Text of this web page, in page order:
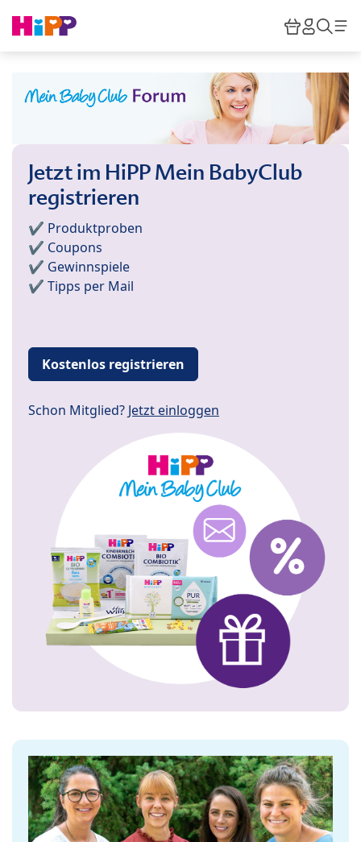
HiPP
Jetzt im HiPP Mein BabyClub
registrieren
✔️ Produktproben
✔️ Coupons
✔️ Gewinnspiele
✔️ Tipps per Mail
Kostenlos registrieren
Schon Mitglied? Jetzt einloggen